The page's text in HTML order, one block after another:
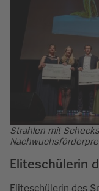
Strahlen mit
Eliteschülerin
Eliteschülerin des